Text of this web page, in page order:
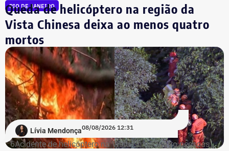
manutenção, gestão logística, diárias e seguros de
passageiros e dos automóveis. O serviço ficará sob
responsabilidade da subsecretaria de Formação, Acesso
a Equipamentos Culturais, Difusão e Inovação.
O contrato terá vigência de 12 meses, contados da
divulgação no Portal Nacional de Contratações Públicas,
com pagamento em 12 parcelas mensais de R$
1.081.500.
Transporte gratuito para ampliar o
RIO DE JANEIRO
Queda de helicóptero na região da
Vista Chinesa deixa ao menos quatro
mortos
Lívia Mendonça08/08/2026 12:31
6Acidente de helicóptero na Vista ChineQuatro pessoas